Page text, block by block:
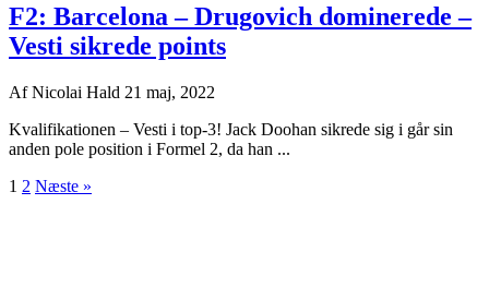
F2: Barcelona – Drugovich dominerede –
Vesti sikrede points
AfNicolai Hald 21 maj, 2022
Kvalifikationen – Vesti i top-3! Jack Doohan sikrede sig i går sin
anden pole position i Formel 2, da han ...
1 2 Næste »